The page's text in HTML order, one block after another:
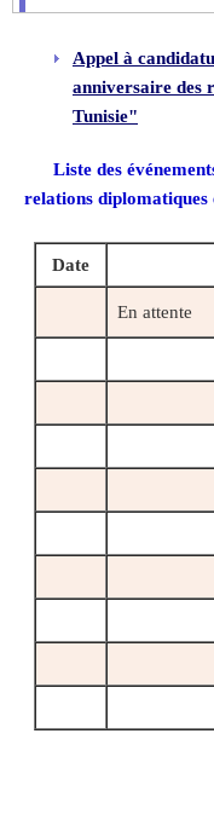
Appel à
anniversaire des
Tunisie"
Liste des
relations diplomatiques
Date
En attente